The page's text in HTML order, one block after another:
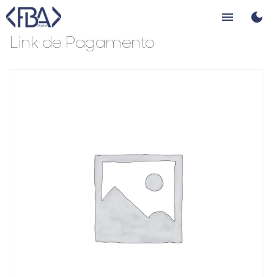
Skip
to
content
menu dark_mode
Link de Pagamento